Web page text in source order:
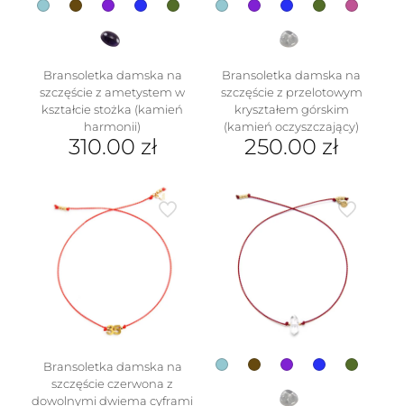
Bransoletka damska na
szczęście z ametystem w
kształcie stożka (kamień
harmonii)
310.00 zł
ma
wiele
wariantów.
stronie
produktu
Bransoletka damska na
szczęście z przelotowym
kryształem górskim
(kamień oczyszczający)
250.00 zł
ma
wiele
wariantów.
stronie
produktu
Bransoletka damska na
szczęście czerwona z
dowolnymi dwiema cyframi